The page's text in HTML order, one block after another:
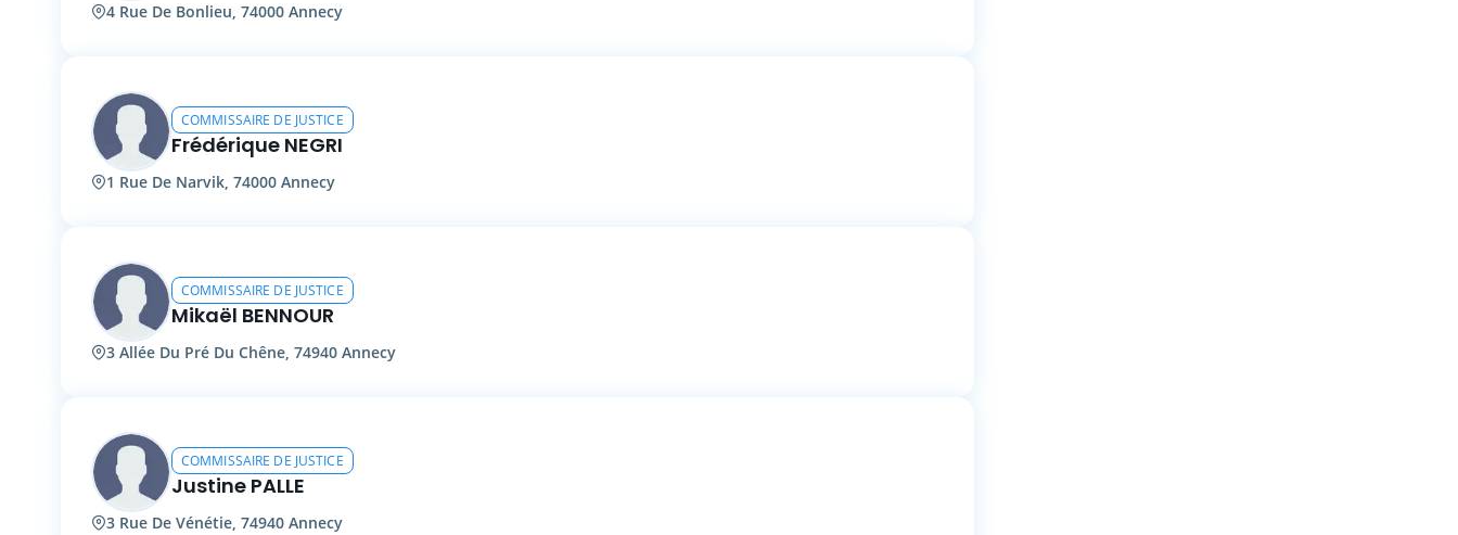
4 Rue De Bonlieu, 74000 Annecy
COMMISSAIRE DE JUSTICE
Frédérique NEGRI
1 Rue De Narvik, 74000 Annecy
COMMISSAIRE DE JUSTICE
Mikaël BENNOUR
3 Allée Du Pré Du Chêne, 74940 Annecy
COMMISSAIRE DE JUSTICE
Justine PALLE
3 Rue De Vénétie, 74940 Annecy